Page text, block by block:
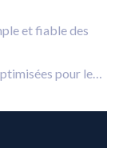
et fiable des
pour le
lumière de 100 à